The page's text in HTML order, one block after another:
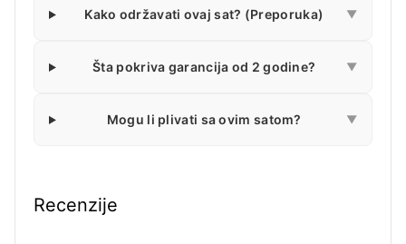
Kako održavati ovaj sat? (Preporuka) ▼
Šta pokriva garancija od 2 godine? ▼
Mogu li plivati sa ovim satom? ▼
Recenzije